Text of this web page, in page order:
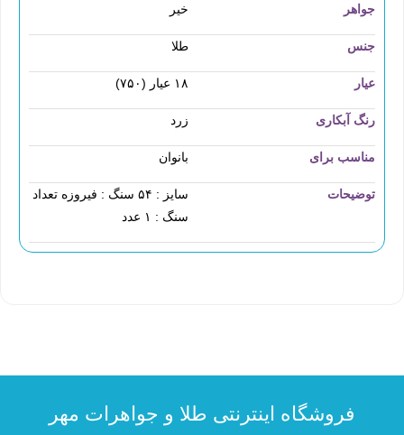
جواهر خیر
جنس طلا
عیار ۱۸ عیار (۷۵۰)
رنگ آبکاری زرد
مناسب برای بانوان
توضیحات
سایز : ۵۴ سنگ : فیروزه تعداد
سنگ : ۱ عدد
فروشگاه اینترنتی طلا و جواهرات مهر